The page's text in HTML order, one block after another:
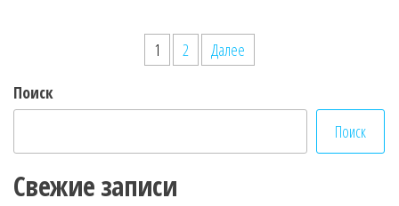
записей
1 2
Далее
Поиск
Поиск
Свежие записи